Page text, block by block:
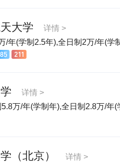
大学
详情 >
/年(学制2.5年),全日制2万/年(学
详情 >
万/年(学制年),全日制2.8万/年
（北京）
详情 >